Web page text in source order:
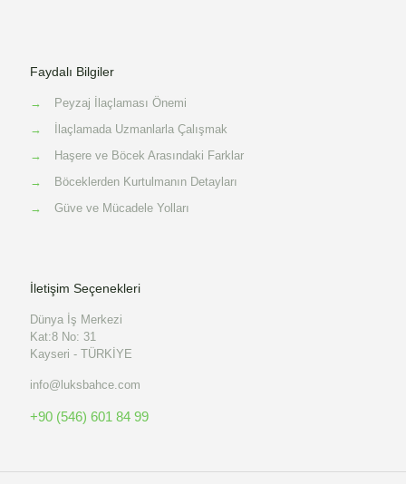
Faydalı Bilgiler
→
Peyzaj İlaçlaması Önemi
→
İlaçlamada Uzmanlarla Çalışmak
→
Haşere ve Böcek Arasındaki Farklar
→
Böceklerden Kurtulmanın Detayları
→
Güve ve Mücadele Yolları
İletişim Seçenekleri
Dünya İş Merkezi
Kat:8 No: 31
Kayseri - TÜRKİYE
info@luksbahce.com
+90 (546) 601 84 99